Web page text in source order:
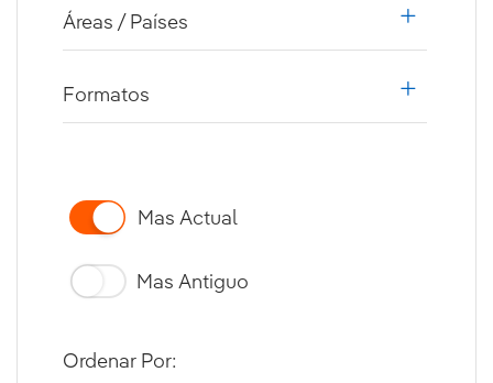
Áreas / Países
Formatos
Ordenar Por:
Mas Actual
Mas Antiguo